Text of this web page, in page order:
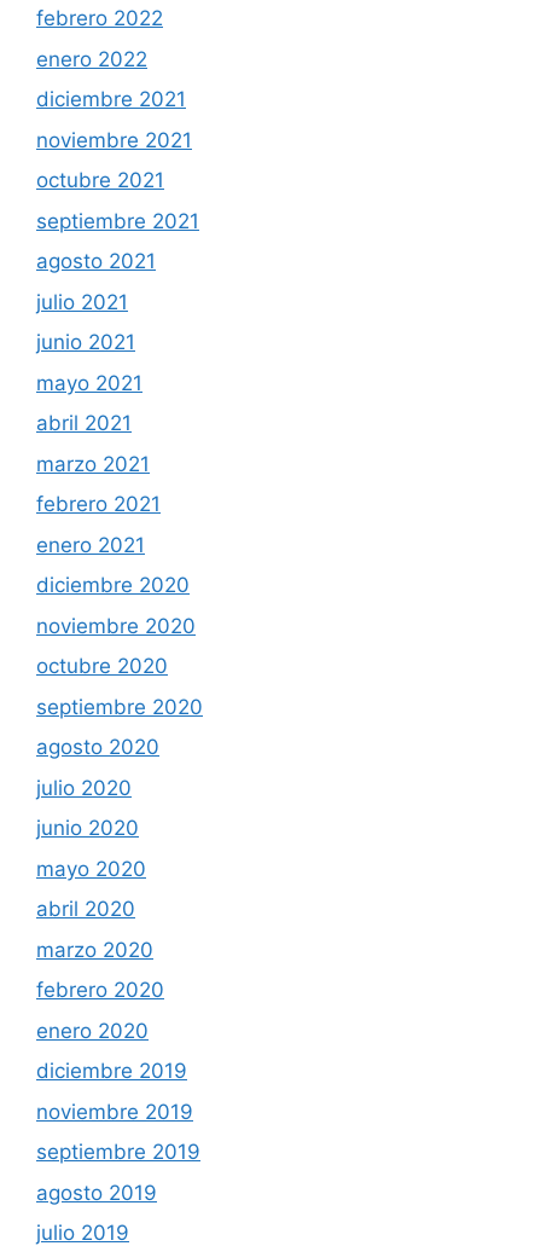
febrero 2022
enero 2022
diciembre 2021
noviembre 2021
octubre 2021
septiembre 2021
agosto 2021
julio 2021
junio 2021
mayo 2021
abril 2021
marzo 2021
febrero 2021
enero 2021
diciembre 2020
noviembre 2020
octubre 2020
septiembre 2020
agosto 2020
julio 2020
junio 2020
mayo 2020
abril 2020
marzo 2020
febrero 2020
enero 2020
diciembre 2019
noviembre 2019
septiembre 2019
agosto 2019
julio 2019